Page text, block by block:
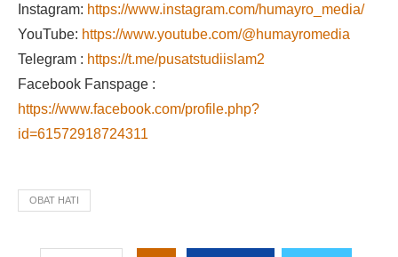
Instagram: https://www.instagram.com/humayro_media/
YouTube: https://www.youtube.com/@humayromedia
Telegram : https://t.me/pusatstudiislam2
Facebook Fanspage :
https://www.facebook.com/profile.php?
id=61572918724311
OBAT HATI